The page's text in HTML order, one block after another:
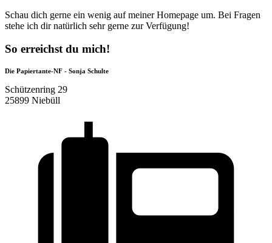
Schau dich gerne ein wenig auf meiner Homepage um. Bei Fragen
stehe ich dir natürlich sehr gerne zur Verfügung!
So erreichst du mich!
Die Papiertante-NF - Sonja Schulte
Schützenring 29
25899 Niebüll